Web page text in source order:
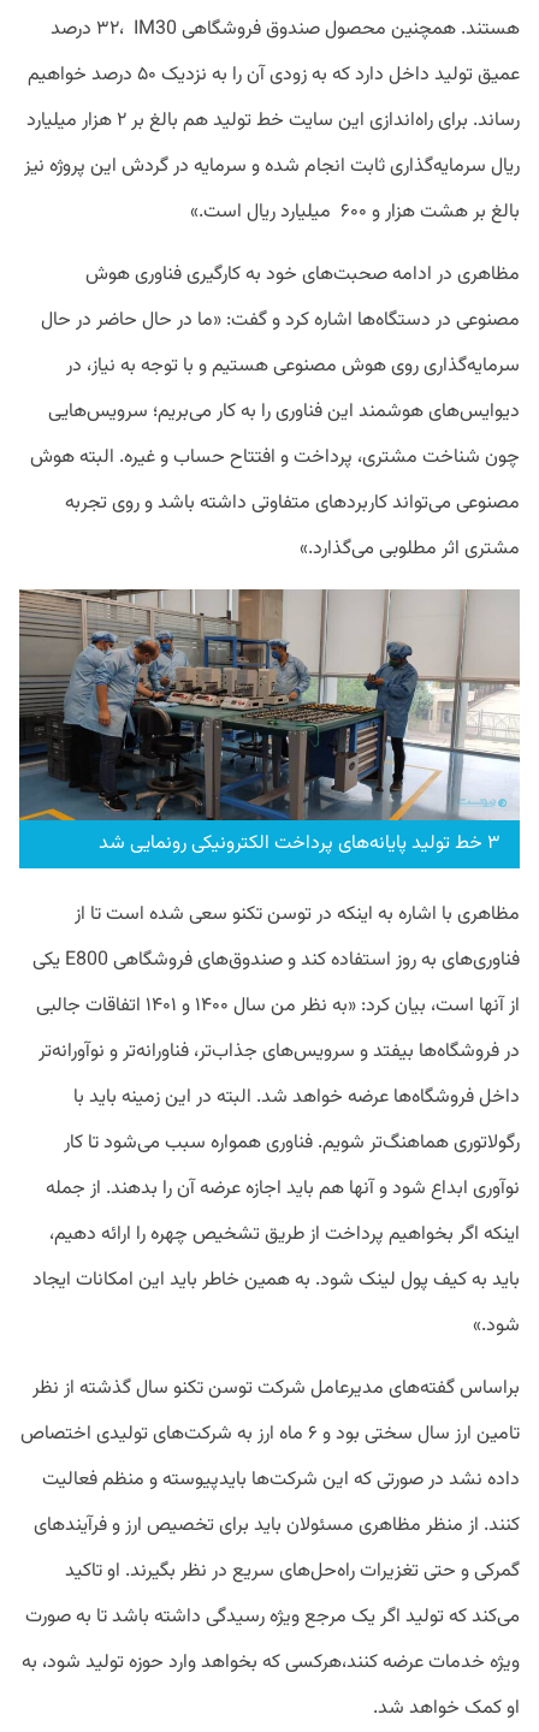
هستند. همچنین محصول صندوق فروشگاهی IM30 ‏ ،۳۲ درصد
عمیق تولید داخل دارد که به زودی آن را به نزدیک ۵۰ درصد خواهیم
رساند. برای راه‌اندازی این سایت خط تولید هم بالغ بر ۲ هزار میلیارد
ریال سرمایه‌گذاری ثابت انجام شده و سرمایه در گردش این پروژه نیز
بالغ بر هشت هزار و ۶۰۰ میلیارد ریال است.»
مظاهری در ادامه صحبت‌های خود به کارگیری فناوری هوش
مصنوعی در دستگاه‌ها اشاره کرد و گفت: «ما در حال حاضر در حال
سرمایه‌گذاری روی هوش مصنوعی هستیم و با توجه به نیاز، در
دیوایس‌های هوشمند این فناوری را به کار می‌بریم؛ سرویس‌هایی
چون شناخت مشتری، پرداخت و افتتاح حساب و غیره. البته هوش
مصنوعی می‌تواند کاربردهای متفاوتی داشته باشد و روی تجربه
مشتری اثر مطلوبی می‌گذارد.»
۳ خط تولید پایانه‌های پرداخت الکترونیکی رونمایی شد
مظاهری با اشاره به اینکه در توسن تکنو سعی شده است تا از
فناوری‌های به روز استفاده کند و صندوق‌های فروشگاهی E800 یکی
از آنها است، بیان کرد: «به نظر من سال ۱۴۰۰ و ۱۴۰۱ اتفاقات جالبی
در فروشگاه‌ها بیفتد و سرویس‌های جذاب‌تر، فناورانه‌تر و نوآورانه‌تر
داخل فروشگاه‌ها عرضه خواهد شد. البته در این زمینه باید با
رگولاتوری هماهنگ‌تر شویم. فناوری همواره سبب می‌شود تا کار
نوآوری ابداع شود و آنها هم باید اجازه عرضه آن را بدهند. از جمله
اینکه اگر بخواهیم پرداخت از طریق تشخیص چهره را ارائه دهیم،
باید به کیف پول لینک شود. به همین خاطر باید این امکانات ایجاد
شود.»
براساس گفته‌های مدیرعامل شرکت توسن تکنو سال گذشته از نظر
تامین ارز سال سختی بود و ۶ ماه ارز به شرکت‌های تولیدی اختصاص
داده نشد در صورتی که این شرکت‌ها بایدپیوسته و منظم فعالیت
کنند. از منظر مظاهری مسئولان باید برای تخصیص ارز و فرآیندهای
گمرکی و حتی تغزیرات راه‌حل‌های سریع در نظر بگیرند. او تاکید
می‌کند که تولید اگر یک مرجع ویژه رسیدگی داشته باشد تا به صورت
ویژه خدمات عرضه کنند،هرکسی که بخواهد وارد حوزه تولید شود، به
او کمک خواهد شد.